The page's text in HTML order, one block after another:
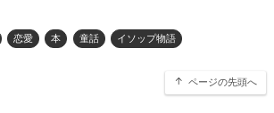
恋愛 本 童話 イソップ物語
ページの先頭へ